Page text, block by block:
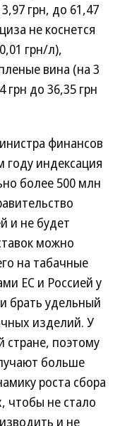
грн, до 61,47
не коснется
грн/л),
вина (на 3
грн до 36,35 грн
финансов
индексация
более 500 млн
и не будет
можно
на табачные
ЕС и Россией у
брать удельный
изделий. У
стране, поэтому
больше
роста сбора
чтобы не стало
и не